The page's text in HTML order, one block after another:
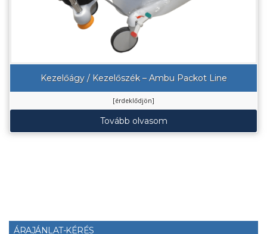
Kezelőágy / Kezelőszék – Ambu Packot Line
[érdeklődjön]
Tovább olvasom
ÁRAJÁNLAT-KÉRÉS